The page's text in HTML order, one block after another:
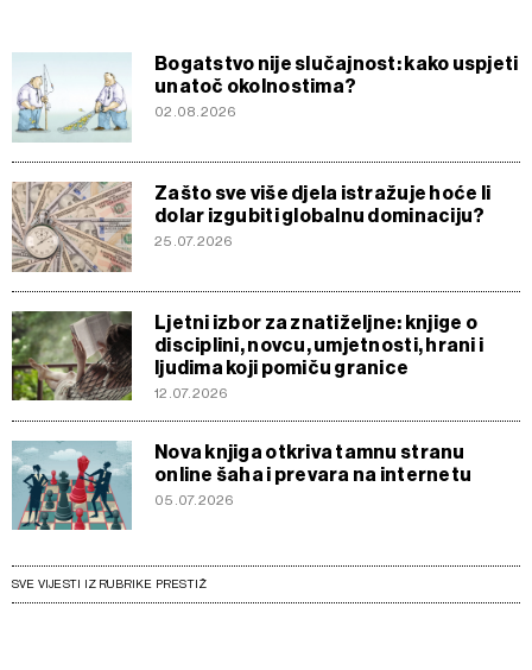
Bogatstvo nije slučajnost: kako uspjeti
unatoč okolnostima?
02.08.2026
Zašto sve više djela istražuje hoće li
dolar izgubiti globalnu dominaciju?
25.07.2026
Ljetni izbor za znatiželjne: knjige o
disciplini, novcu, umjetnosti, hrani i
ljudima koji pomiču granice
12.07.2026
Nova knjiga otkriva tamnu stranu
online šaha i prevara na internetu
05.07.2026
SVE VIJESTI IZ RUBRIKE PRESTIŽ